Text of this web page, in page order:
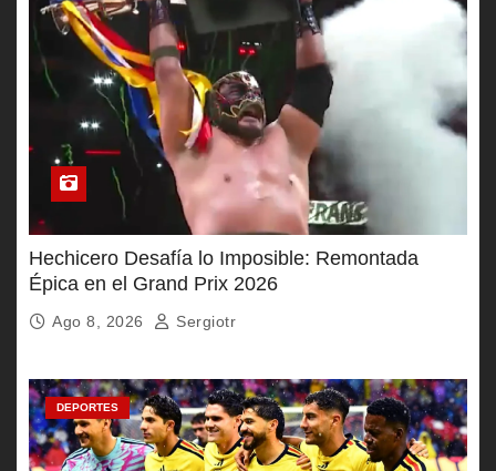
Hechicero Desafía lo Imposible: Remontada
Épica en el Grand Prix 2026
Ago 8, 2026 Sergiotr
DEPORTES